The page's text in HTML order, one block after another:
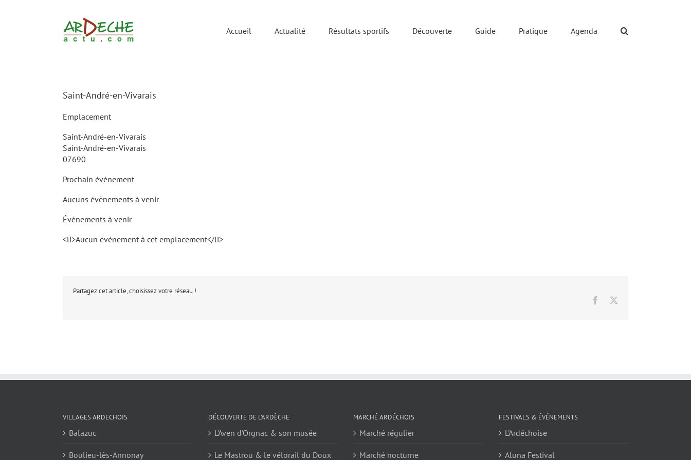
Accueil Actualité Résultats sportifs Découverte Guide Pratique Agenda
Saint-André-en-Vivarais
Emplacement
Saint-André-en-Vivarais
Saint-André-en-Vivarais
07690
Prochain évènement
Aucuns évènements à venir
Évènements à venir
<li>Aucun événement à cet emplacement</li>
Partagez cet article, choisissez votre réseau !
Facebook
VILLAGES ARDECHOIS
Balazuc
Boulieu-lès-Annonay
DÉCOUVERTE DE L’ARDÈCHE
L'Aven d'Orgnac & son musée
Le Mastrou & le vélorail du Doux
MARCHÉ ARDÉCHOIS
Marché régulier
Marché nocturne
FESTIVALS & ÉVÉNEMENTS
L'Ardéchoise
Aluna Festival